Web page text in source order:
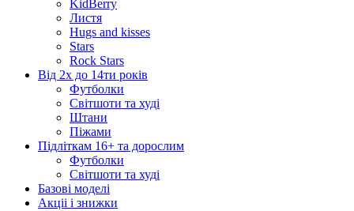
KidBerry
Листя
Hugs and kisses
Stars
Rock Stars
Від 2х до 14ти років
Футболки
Світшоти та худі
Штани
Піжами
Підліткам 16+ та дорослим
Футболки
Світшоти та худі
Базові моделі
Акціі і знижки